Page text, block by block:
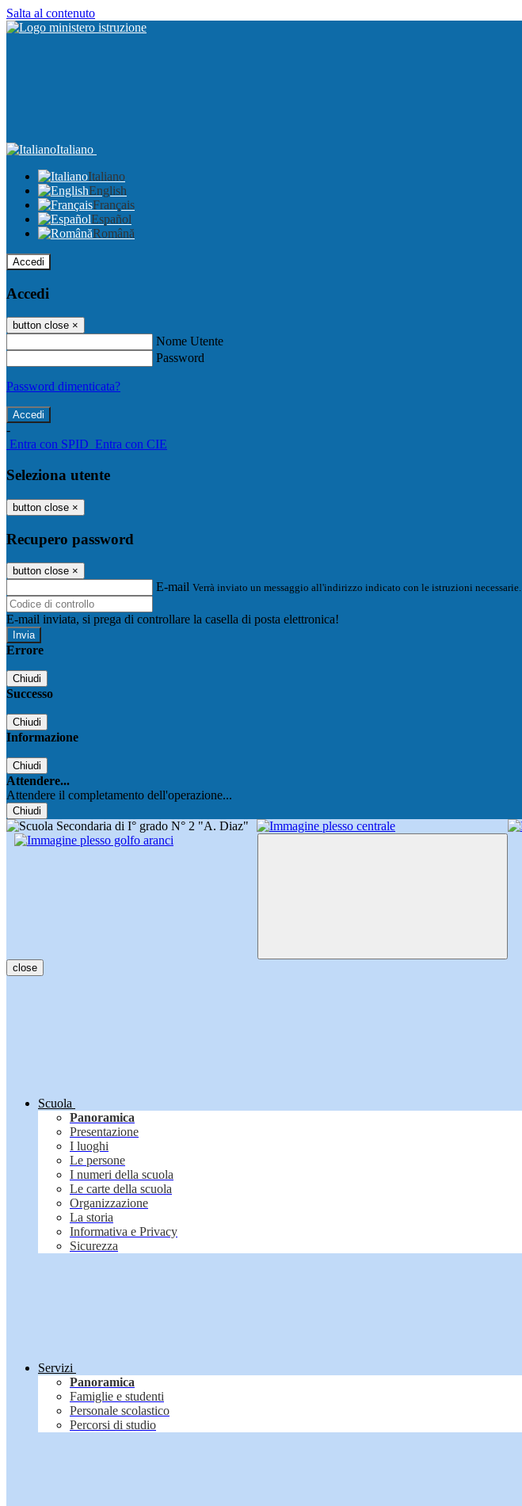
Salta al contenuto
Italiano
Italiano
English
Français
Español
Română
Accedi
Accedi
button close ×
Nome Utente
Password
Password dimenticata?
-
Entra con SPID Entra con CIE
Seleziona utente
button close ×
Recupero password
button close ×
E-mail Verrà inviato un messaggio all'indirizzo indicato con le istruzioni necessarie.
E-mail inviata, si prega di controllare la casella di posta elettronica!
Errore
Chiudi
Successo
Chiudi
Informazione
Chiudi
Attendere...
Attendere il completamento dell'operazione...
Chiudi
close
Scuola
Panoramica
Presentazione
I luoghi
Le persone
I numeri della scuola
Le carte della scuola
Organizzazione
La storia
Informativa e Privacy
Sicurezza
Servizi
Panoramica
Famiglie e studenti
Personale scolastico
Percorsi di studio